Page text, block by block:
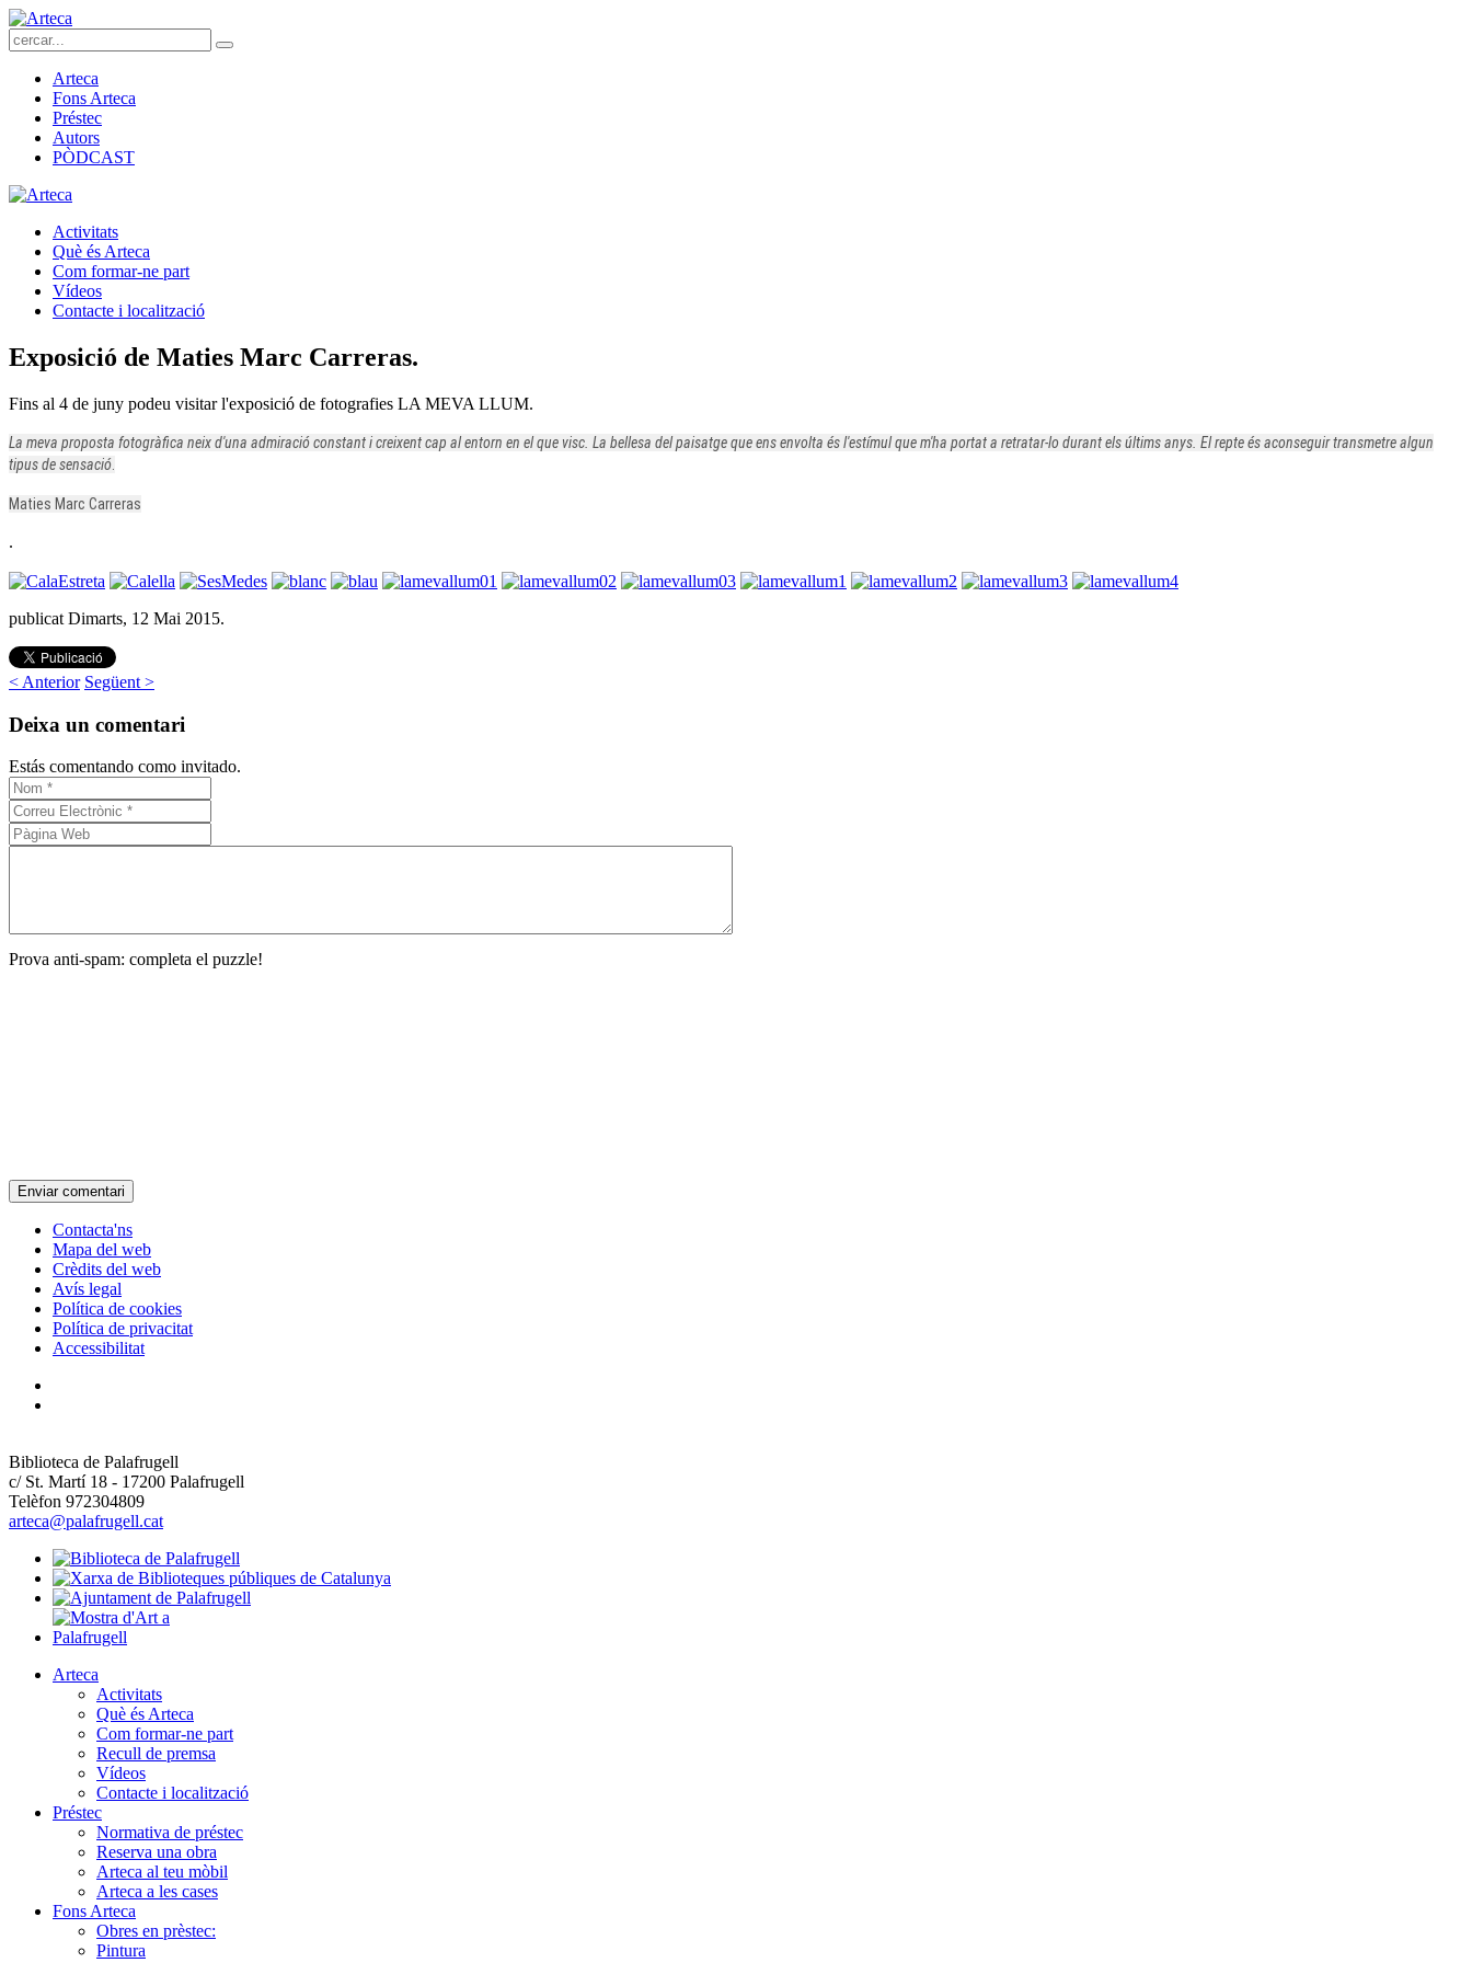
Arteca
Fons Arteca
Préstec
Autors
PÒDCAST
Activitats
Què és Arteca
Com formar-ne part
Vídeos
Contacte i localització
Exposició de Maties Marc Carreras.
Fins al 4 de juny podeu visitar l'exposició de fotografies LA MEVA LLUM.
La meva proposta fotogràfica neix d'una admiració constant i creixent cap al entorn en el que visc. La bellesa del paisatge que ens envolta és l'estímul que m'ha portat a retratar-lo durant els últims anys. El repte és aconseguir transmetre algun
tipus de sensació
Maties Marc Carreras
.
publicat Dimarts, 12 Mai 2015.
< Anterior Següent >
Deixa un comentari
Estás comentando como invitado.
Prova anti-spam: completa el puzzle!
Contacta'ns
Mapa del web
Crèdits del web
Avís legal
Política de cookies
Política de privacitat
Accessibilitat
Biblioteca de Palafrugell
c/ St. Martí 18 - 17200 Palafrugell
Telèfon 972304809
arteca@palafrugell.cat
Arteca
Activitats
Què és Arteca
Com formar-ne part
Recull de premsa
Vídeos
Contacte i localització
Préstec
Normativa de préstec
Reserva una obra
Arteca al teu mòbil
Arteca a les cases
Fons Arteca
Obres en prèstec:
Pintura